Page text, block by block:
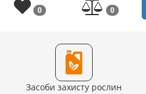
0 0
Засоби захисту рослин